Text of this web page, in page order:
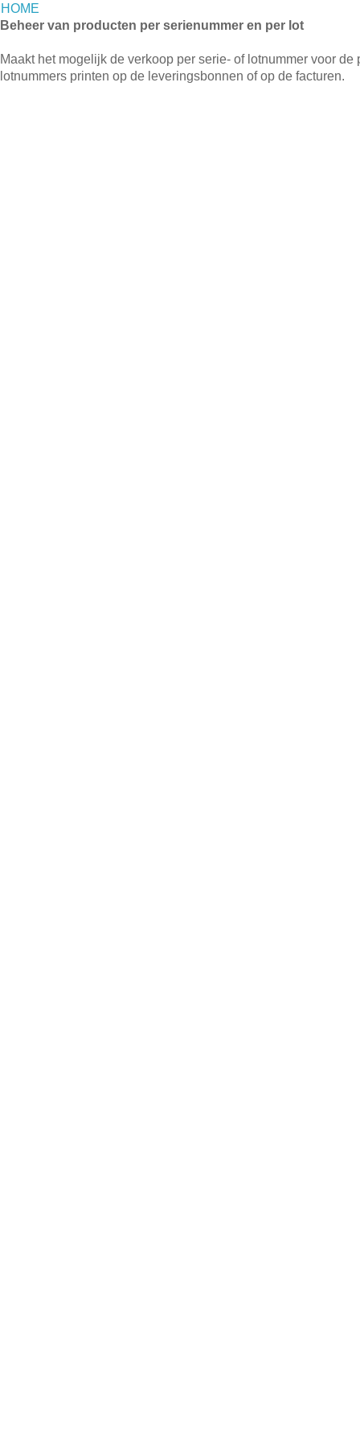
HOME
Beheer van producten per serienummer en per lot
Maakt het mogelijk de verkoop per serie- of lotnummer voor
lotnummers printen op de leveringsbonnen of op de facturen.